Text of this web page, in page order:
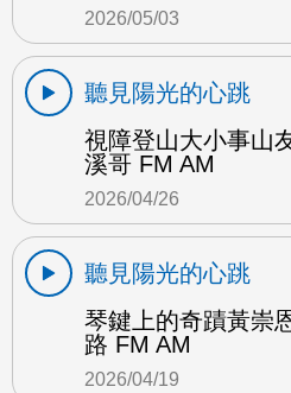
2026/05/03
聽見陽光的心跳
視障登山大小事山
溪哥 FM AM
2026/04/26
聽見陽光的心跳
琴鍵上的奇蹟黃崇
路 FM AM
2026/04/19